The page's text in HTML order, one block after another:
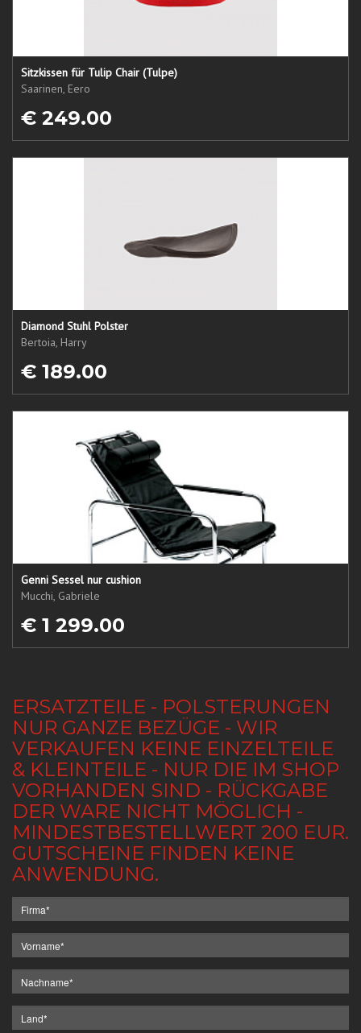
Sitzkissen für Tulip Chair (Tulpe)
Saarinen, Eero
€ 249.00
Diamond Stuhl Polster
Bertoia, Harry
€ 189.00
Genni Sessel nur cushion
Mucchi, Gabriele
€ 1 299.00
ERSATZTEILE - POLSTERUNGEN
NUR GANZE BEZÜGE - WIR
VERKAUFEN KEINE EINZELTEILE
& KLEINTEILE - NUR DIE IM SHOP
VORHANDEN SIND - RÜCKGABE
DER WARE NICHT MÖGLICH -
MINDESTBESTELLWERT 200 EUR.
GUTSCHEINE FINDEN KEINE
ANWENDUNG.